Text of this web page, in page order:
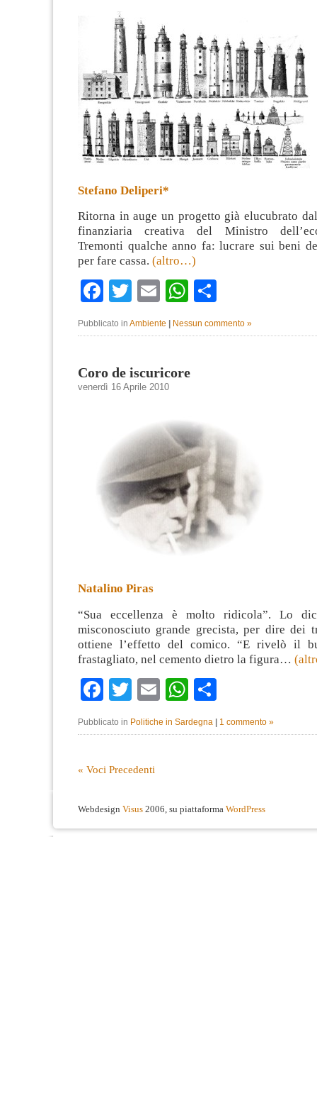
Stefano Deliperi*
Ritorna in auge un progetto già elucubrato
finanziaria creativa del Ministro
Tremonti qualche anno fa: lucrare sui beni
per fare cassa. (altro…)
Facebook
TwitterEmailWhatsApp
Pubblicato in Ambiente Nessun commento »
Coro de iscuricore
venerdì 16 Aprile 2010
Natalino Piras
“Sua eccellenza è molto ridicola”. Lo
misconosciuto grande grecista, per dire dei
ottiene l’effetto del comico. “E rivelò il
frastagliato, nel cemento dietro la figura…
Facebook
TwitterEmailWhatsApp
Pubblicato in Politiche in Sardegna | 1 commento »
« Voci Precedenti
Webdesign Visus 2006, su piattaforma WordPress